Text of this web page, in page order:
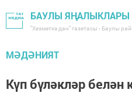
БАУЛЫ ЯҢАЛЫКЛАРЫ
"Хезмәткә дан" газетасы - Баулы
МӘДӘНИЯТ
Күп бүләкләр белән